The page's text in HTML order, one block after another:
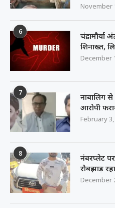
November
6
शिनाख्त,
December
7
नाबालिग
आरोपी
February
8
नंबरप्लेट
रौबझाड़
December